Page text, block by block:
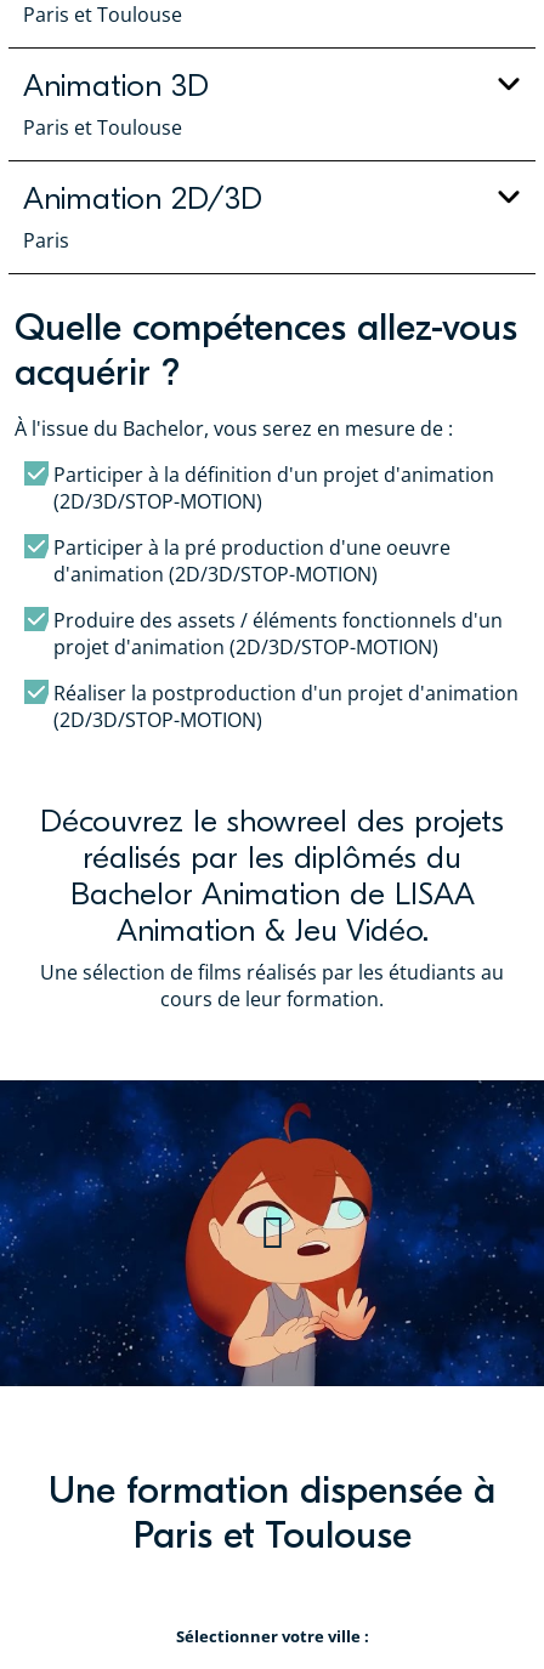
Paris et Toulouse
Animation 3D
Paris et Toulouse
Animation 2D/3D
Paris
Quelle compétences allez-vous
acquérir ?
À l'issue du Bachelor, vous serez en mesure de :
Participer à la définition d'un projet d'animation
(2D/3D/STOP-MOTION)
Participer à la pré production d'une oeuvre
d'animation (2D/3D/STOP-MOTION)
Produire des assets / éléments fonctionnels d'un
projet d'animation (2D/3D/STOP-MOTION)
Réaliser la postproduction d'un projet d'animation
(2D/3D/STOP-MOTION)
Découvrez le showreel des projets
réalisés par les diplômés du
Bachelor Animation de LISAA
Animation & Jeu Vidéo.
Une sélection de films réalisés par les étudiants au
cours de leur formation.
✨ LISAA Animation & Jeu Vidéo
– Bachelor Animation Promo
2025
Une formation dispensée à
Paris et Toulouse
Sélectionner votre ville :